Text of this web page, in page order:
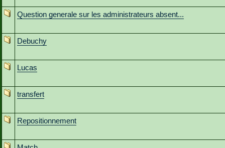
Question generale sur les administrateurs absent...
Debuchy
Lucas
transfert
Repositionnement